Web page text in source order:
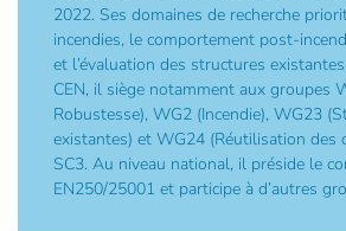
2022. Ses domaines de recherche
incendies, le comportement post-
et l’évaluation des structures
CEN, il siège notamment aux groupes
Robustesse), WG2 (Incendie), WG23
existantes) et WG24 (Réutilisation des
SC3. Au niveau national, il préside le
EN250/25001 et participe à d’autres